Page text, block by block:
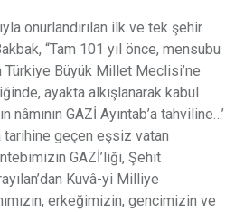
onurlandırılan ilk ve tek şehir
“Tam 101 yıl önce, mensubu
Büyük Millet Meclisi’ne
ayakta alkışlanarak kabul
nâmının GAZİ Ayıntab’a tahviline…’
tarihine geçen eşsiz vatan
GAZİ’liği, Şehit
Kuvâ-yi Milliye
erkeğimizin, gencimizin ve